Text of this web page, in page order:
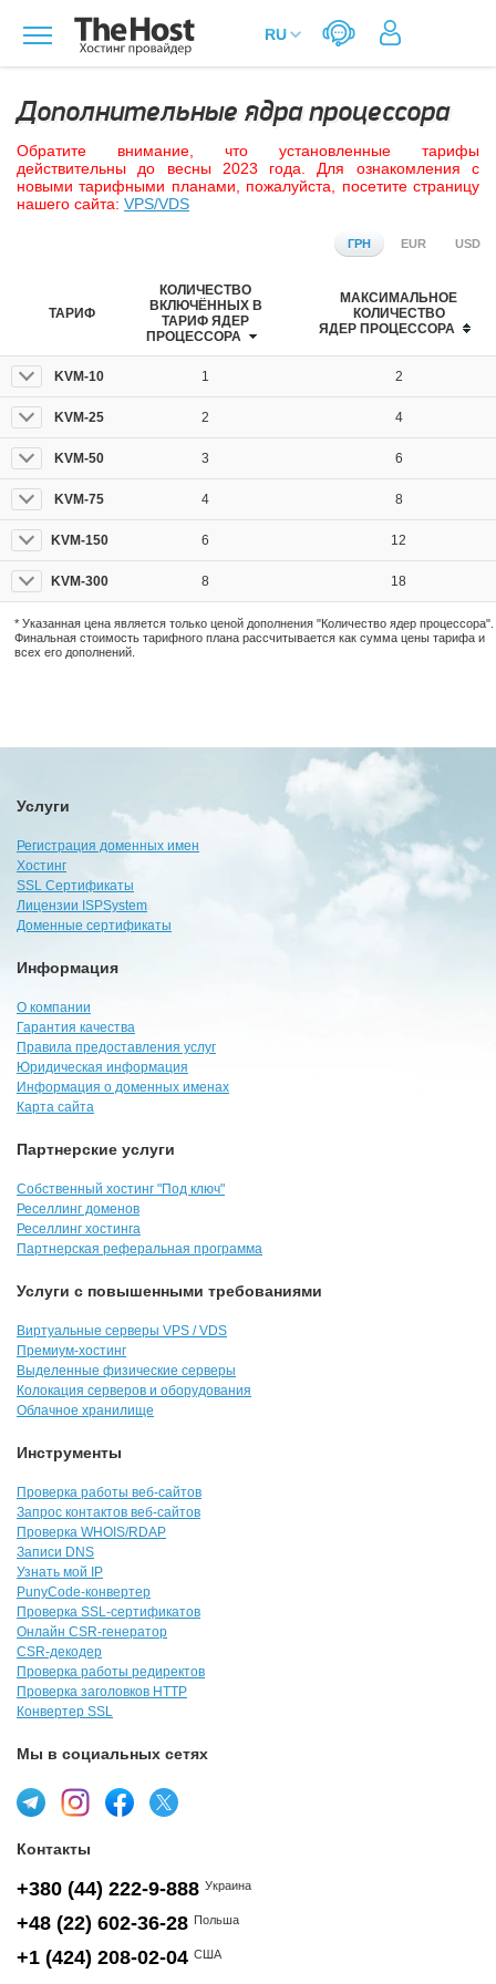
Дополнительные ядра процессора
Обратите внимание, что установленные тарифы
действительны до весны 2023 года. Для ознакомления с
новыми тарифными планами, пожалуйста, посетите страницу
нашего сайта: VPS/VDS
ГРН EUR USD
ТАРИФ
КОЛИЧЕСТВО
ВКЛЮЧЁННЫХ В
ТАРИФ ЯДЕР
ПРОЦЕССОРА
МАКСИМАЛЬНОЕ
КОЛИЧЕСТВО
ЯДЕР ПРОЦЕССОРА
KVM-10 1 2
KVM-25 2 4
KVM-50 3 6
KVM-75 4 8
KVM-150 6 12
KVM-300 8 18
* Указанная цена является только ценой дополнения "Количество ядер процессора".
Финальная стоимость тарифного плана рассчитывается как сумма цены тарифа и
всех его дополнений.
Услуги
Регистрация доменных имен
Хостинг
SSL Сертификаты
Лицензии ISPSystem
Доменные сертификаты
Информация
О компании
Гарантия качества
Правила предоставления услуг
Юридическая информация
Информация о доменных именах
Карта сайта
Партнерские услуги
Собственный хостинг "Под ключ"
Реселлинг доменов
Реселлинг хостинга
Партнерская реферальная программа
Услуги с повышенными требованиями
Виртуальные серверы VPS / VDS
Премиум-хостинг
Выделенные физические серверы
Колокация серверов и оборудования
Облачное хранилище
Инструменты
Проверка работы веб-сайтов
Запрос контактов веб-сайтов
Проверка WHOIS/RDAP
Записи DNS
Узнать мой IP
PunyCode-конвертер
Проверка SSL-сертификатов
Онлайн CSR-генератор
CSR-декодер
Проверка работы редиректов
Проверка заголовков HTTP
Конвертер SSL
Мы в социальных сетях
Контакты
+380 (44) 222-9-888 Украина
+48 (22) 602-36-28 Польша
+1 (424) 208-02-04 США